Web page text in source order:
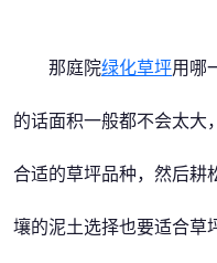
那庭院绿化草坪用哪
的话面积一般都不会太大
合适的草坪品种，然后耕
壤的泥土选择也要适合草